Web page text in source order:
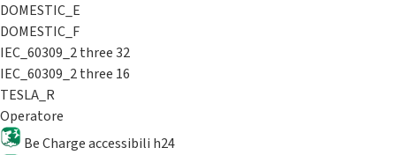
DOMESTIC_E
DOMESTIC_F
IEC_60309_2 three 32
IEC_60309_2 three 16
TESLA_R
Operatore
Be Charge accessibili h24